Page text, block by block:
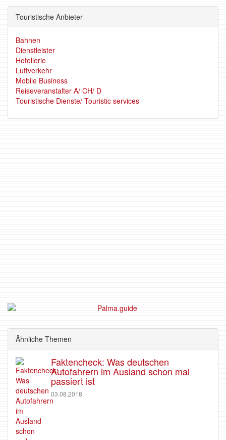
Touristische Anbieter
Bahnen
Dienstleister
Hotellerie
Luftverkehr
Mobile Business
Reiseveranstalter A/ CH/ D
Touristische Dienste/ Touristic services
Ähnliche Themen
Faktencheck: Was deutschen
Autofahrern im Ausland schon mal
passiert ist
03.08.2018